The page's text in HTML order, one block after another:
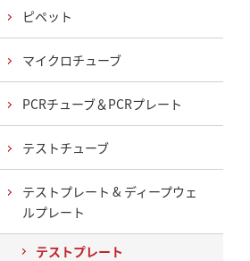
ピペット
マイクロチューブ
PCRチューブ＆PCRプレート
テストチューブ
テストプレート & ディープウェ
ルプレート
テストプレート